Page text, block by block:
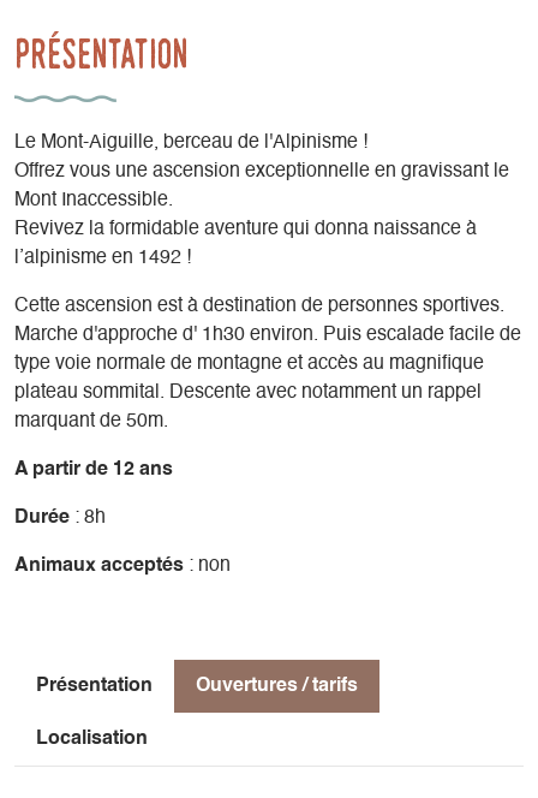
Présentation
Le Mont-Aiguille, berceau de l'Alpinisme !
Offrez vous une ascension exceptionnelle en gravissant le
Mont Inaccessible.
Revivez la formidable aventure qui donna naissance à
l’alpinisme en 1492 !
Cette ascension est à destination de personnes sportives.
Marche d'approche d' 1h30 environ. Puis escalade facile de
type voie normale de montagne et accès au magnifique
plateau sommital. Descente avec notamment un rappel
marquant de 50m.
A partir de 12 ans
Durée : 8h
Animaux acceptés : non
Présentation Ouvertures / tarifs
Localisation